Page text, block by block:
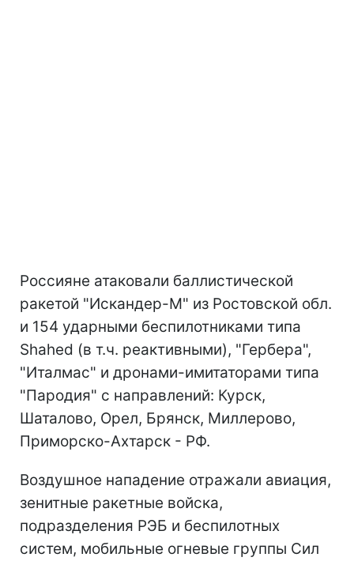
Россияне атаковали баллистической
ракетой "Искандер-М" из Ростовской обл.
и 154 ударными беспилотниками типа
Shahed (в т.ч. реактивными), "Гербера",
"Италмас" и дронами-имитаторами типа
"Пародия" с направлений: Курск,
Шаталово, Орел, Брянск, Миллерово,
Приморско-Ахтарск - РФ.
Воздушное нападение отражали авиация,
зенитные ракетные войска,
подразделения РЭБ и беспилотных
систем, мобильные огневые группы Сил